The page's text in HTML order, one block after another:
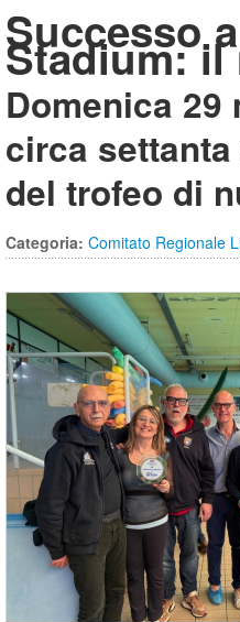
Successo
Stadium: il
Domenica
circa
del trofeo di
Categoria: Comitato Regionale